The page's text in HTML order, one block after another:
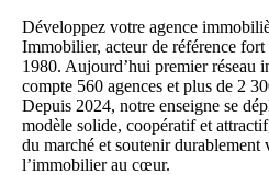
Développez votre agence
Immobilier, acteur de référence fort
1980. Aujourd’hui premier
compte 560 agences et plus de 2
Depuis 2024, notre enseigne se
modèle solide, coopératif et
du marché et soutenir
l’immobilier au cœur.